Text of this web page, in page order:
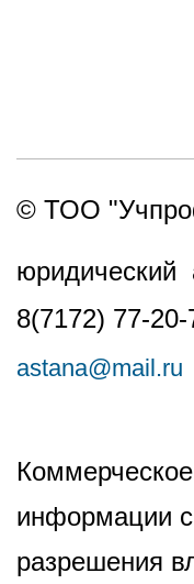
© ТОО
юридический
8(7172) 77-
astana@mail.ru
информации с
разрешения